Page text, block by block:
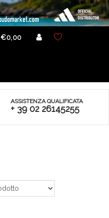
€0,00
ASSISTENZA QUALIFICATA
+ 39 02 26145255